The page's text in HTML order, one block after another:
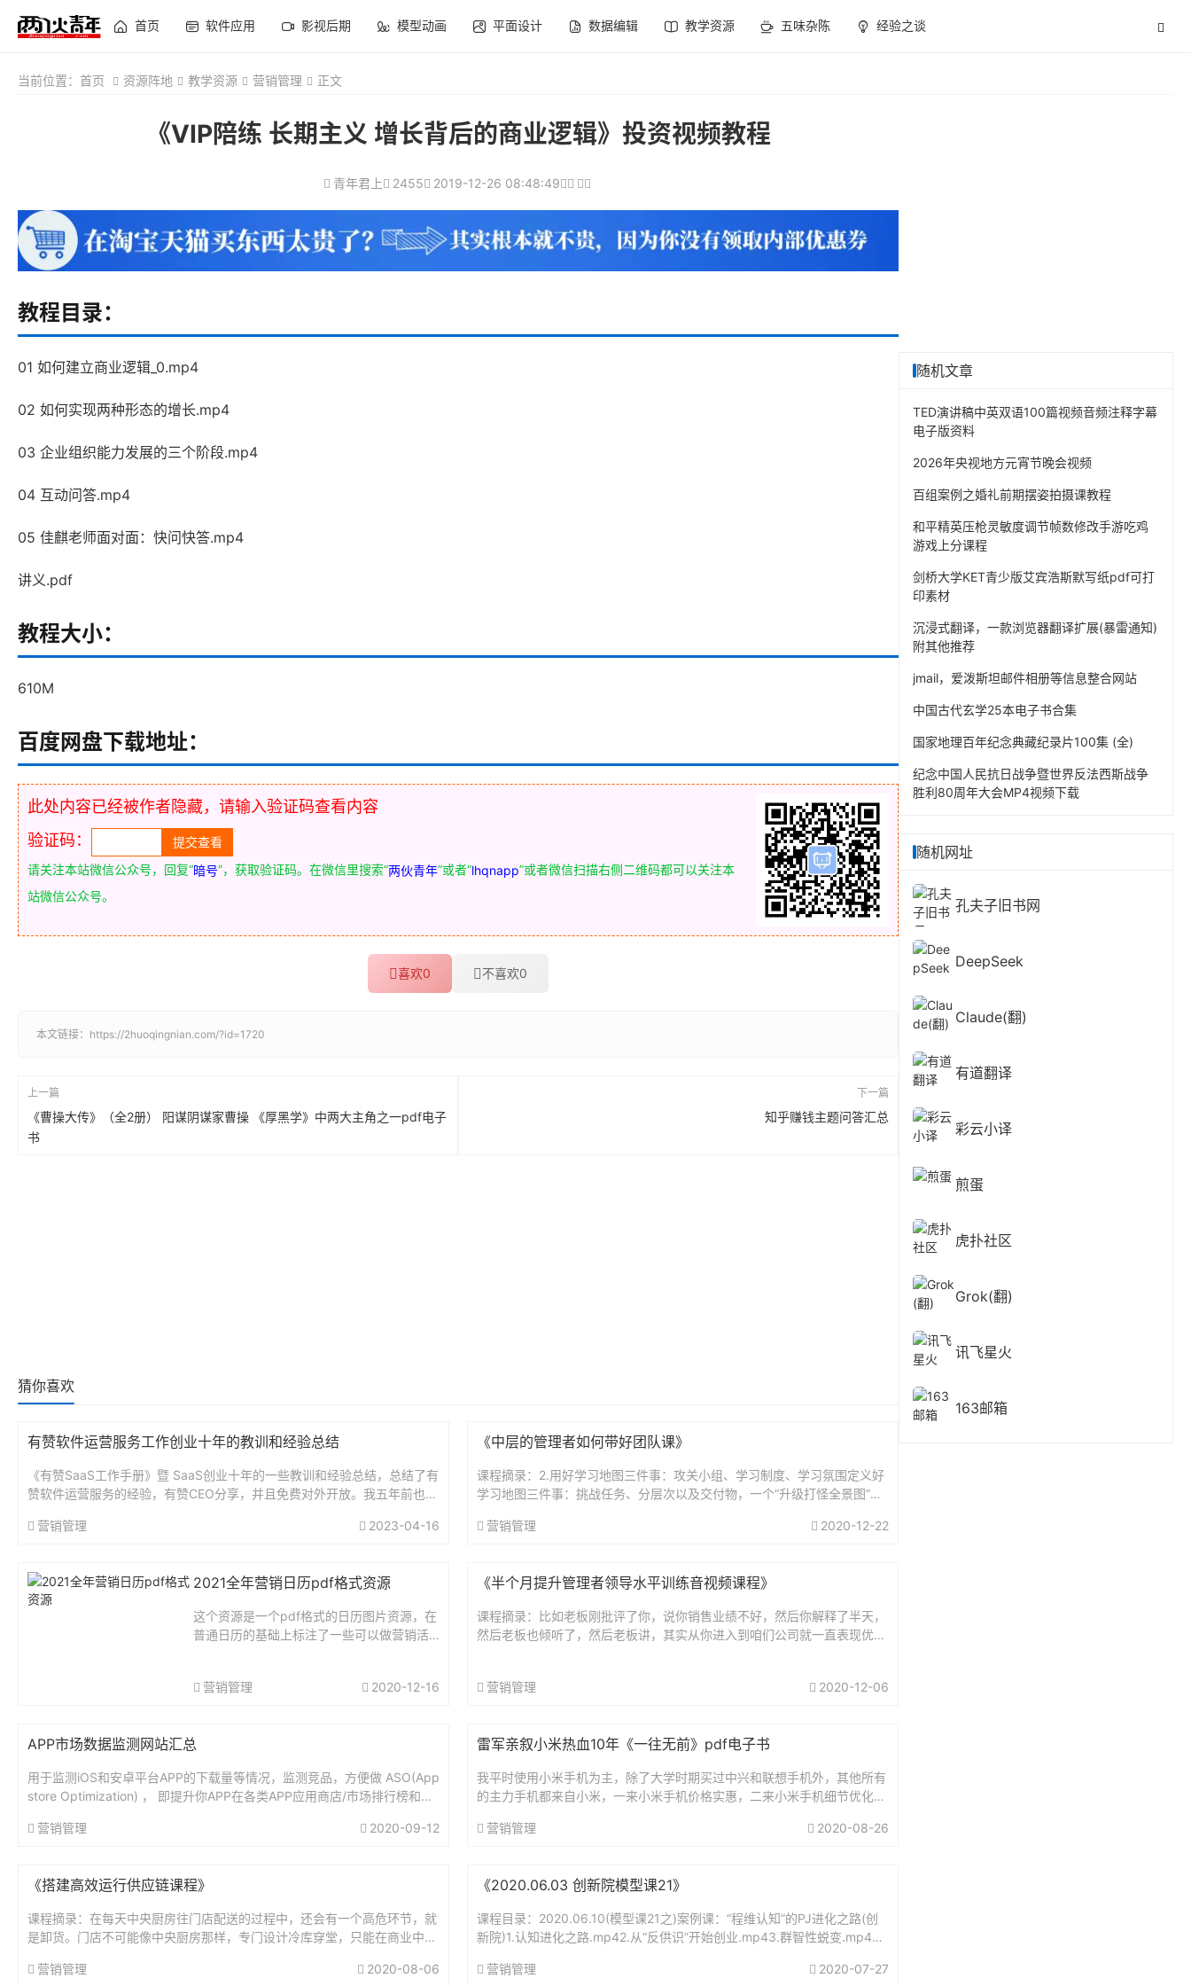
首页 软件应用 影视后期 模型动画 平面设计 数据编辑 教学资源 五味杂陈 经验之谈
当前位置： 首页 资源阵地 教学资源 营销管理 正文
《VIP陪练 长期主义 增长背后的商业逻辑》投资视频教程
青年君上 2455 2019-12-26 08:48:49
教程目录：
01 如何建立商业逻辑_0.mp4
02 如何实现两种形态的增长.mp4
03 企业组织能力发展的三个阶段.mp4
04 互动问答.mp4
05 佳麒老师面对面：快问快答.mp4
讲义.pdf
教程大小：
610M
百度网盘下载地址：
此处内容已经被作者隐藏，请输入验证码查看内容
验证码：
请关注本站微信公众号，回复“暗号”，获取验证码。在微信里搜索“两伙青年”或者“lhqnapp”或者微信扫描右侧二维码都可以关注本
站微信公众号。
喜欢0 不喜欢0
本文链接： https://2huoqingnian.com/?id=1720
上一篇
《曹操大传》（全2册） 阳谋阴谋家曹操 《厚黑学》中两大主角之一pdf电子
书
下一篇
知乎赚钱主题问答汇总
猜你喜欢
有赞软件运营服务工作创业十年的教训和经验总结
《有赞SaaS工作手册》暨 SaaS创业十年的一些教训和经验总结，总结了有
赞软件运营服务的经验，有赞CEO分享，并且免费对外开放。我五年前也给
营销管理
2023-04-16
《中层的管理者如何带好团队课》
课程摘录：2.用好学习地图三件事：攻关小组、学习制度、学习氛围定义好
学习地图三件事：挑战任务、分层次以及交付物，一个“升级打怪全景图”就
营销管理
2020-12-22
2021全年营销日历pdf格式资源
这个资源是一个pdf格式的日历图片资源，在
普通日历的基础上标注了一些可以做营销活
营行业的人必备。资源大小：9.95M网盘...
营销管理 2020-12-16
《半个月提升管理者领导水平训练音视频课程》
课程摘录：比如老板刚批评了你，说你销售业绩不好，然后你解释了半天，
然后老板也倾听了，然后老板讲，其实从你进入到咱们公司就一直表现优
营销管理 2020-12-06
APP市场数据监测网站汇总
用于监测iOS和安卓平台APP的下载量等情况，监测竞品，方便做 ASO(App
store Optimization) ， 即提升你APP在各类APP应用商店/市场排行榜和搜
营销管理
2020-09-12
雷军亲叙小米热血10年《一往无前》pdf电子书
我平时使用小米手机为主，除了大学时期买过中兴和联想手机外，其他所有
的主力手机都来自小米，一来小米手机价格实惠，二来小米手机细节优化不
纠...营销管理 2020-08-26
《搭建高效运行供应链课程》
课程摘录：在每天中央厨房往门店配送的过程中，还会有一个高危环节，就
是卸货。门店不可能像中央厨房那样，专门设计冷库穿堂，只能在商业中心
数...营销管理 2020-08-06
《2020.06.03 创新院模型课21》
课程目录：2020.06.10(模型课21之)案例课：“程维认知”的PJ进化之路(创
新院)1.认知进化之路.mp42.从“反供识”开始创业.mp43.群智性蜕变.mp44.
营销管理
2020-07-27
随机文章
TED演讲稿中英双语100篇视频音频注释字幕
电子版资料
2026年央视地方元宵节晚会视频
百组案例之婚礼前期摆姿拍摄课教程
和平精英压枪灵敏度调节帧数修改手游吃鸡
游戏上分课程
剑桥大学KET青少版艾宾浩斯默写纸pdf可打
印素材
沉浸式翻译，一款浏览器翻译扩展(暴雷通知)
附其他推荐
jmail，爱泼斯坦邮件相册等信息整合网站
中国古代玄学25本电子书合集
国家地理百年纪念典藏纪录片100集 (全)
纪念中国人民抗日战争暨世界反法西斯战争
胜利80周年大会MP4视频下载
随机网址
孔夫子旧书网
DeepSeek
Claude(翻)
有道翻译
彩云小译
煎蛋
虎扑社区
Grok(翻)
讯飞星火
163邮箱